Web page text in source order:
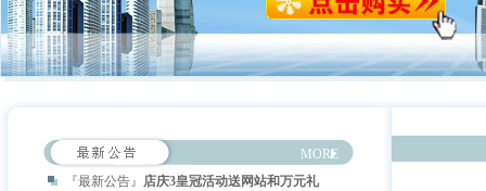
MORE
『最新公告』 店庆3皇冠活动送网站和万元礼